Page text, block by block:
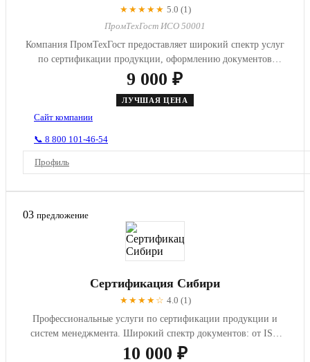
★★★★★ 5.0 (1)
ПромТехГост ИСО 50001
Компания ПромТехГост предоставляет широкий спектр услуг
по сертификации продукции, оформлению документов
соответствия, р...
9 000 ₽
ЛУЧШАЯ ЦЕНА
Сайт компании
📞 8 800 101-46-54
Профиль
03 предложение
Сертификация Сибири
★★★★☆ 4.0 (1)
Профессиональные услуги по сертификации продукции и
систем менеджмента. Широкий спектр документов: от ISO
сертификатов д...
10 000 ₽